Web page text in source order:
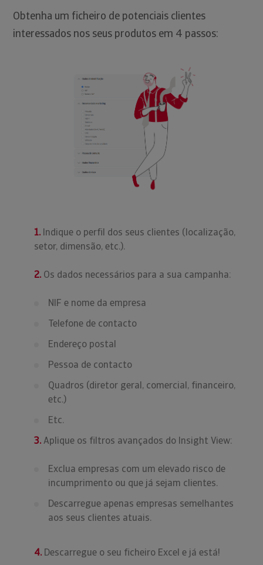
Obtenha um ficheiro de potenciais clientes
interessados nos seus produtos em 4 passos:
1. Indique o perfil dos seus clientes (localização,
setor, dimensão, etc.).
2. Os dados necessários para a sua campanha:
NIF e nome da empresa
Telefone de contacto
Endereço postal
Pessoa de contacto
Quadros (diretor geral, comercial, financeiro,
etc.)
Etc.
3.Aplique os filtros avançados do Insight View:
Exclua empresas com um elevado risco de
incumprimento ou que já sejam clientes.
Descarregue apenas empresas semelhantes
aos seus clientes atuais.
4. Descarregue o seu ficheiro Excel e já está!